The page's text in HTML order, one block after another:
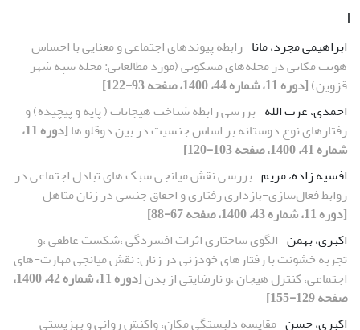
ا
ابراهیمی مجرد، مانا رابطه پیوندهای اجتماعی و معنایی با احساس
هویت مکانی در محله‌های مسکونی (مورد مطالعاتی: محله سپه شهر
قزوین)[دوره 11، شماره 44، 1400، صفحه 93-122]
احمدی، عزت الله بررسی رابطه شناخت هیجانات ( پایه و پیچیده) و
رفتارهای نوع دوستانه بر اساس جنسیت در بین دوقلو ها
[دوره 11،
شماره 41، 1400، صفحه 103-120]
افسیه زاده، مریم بررسی نقش میانجی سبک های تبادل اجتماعی در
روابط فعال‌سازی-بازداری رفتاری و احقاق جنسی در زنان متاهل
[دوره 11، شماره 43، 1400، صفحه 67-88]
اکبری، بهمن الگوی ساختاری اثرات افسردگی ،شکست عاطفی ،و
تجربه خشونت با رفتارهای خودزنی در زنان: نقش میانجی مهارت-های
اجتماعی، کنترل هیجان ،و نارضایتی از بدن
[دوره 11، شماره 42، 1400،
صفحه 129-155]
اکبری، حسن مقایسه دلبستگی مکان، واکنش روانی و بهزیستی